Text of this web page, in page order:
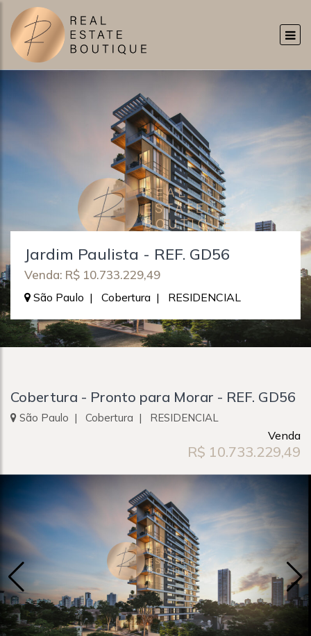
Jardim Paulista - REF. GD56
Venda: R$ 10.733.229,49
São Paulo | Cobertura | RESIDENCIAL
Cobertura - Pronto para Morar - REF. GD56
São Paulo | Cobertura | RESIDENCIAL
Venda
R$ 10.733.229,49